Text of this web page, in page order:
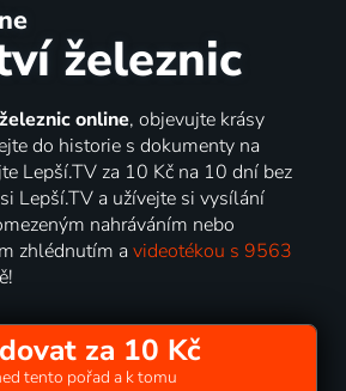
železnic
online, objevujte krásy
do historie s dokumenty na
Lepší.TV za 10 Kč na 10 dní bez
Lepší.TV a užívejte si vysílání
nahráváním nebo
zhlédnutím a videotékou s 9563
za 10 Kč
tento pořad a k tomu